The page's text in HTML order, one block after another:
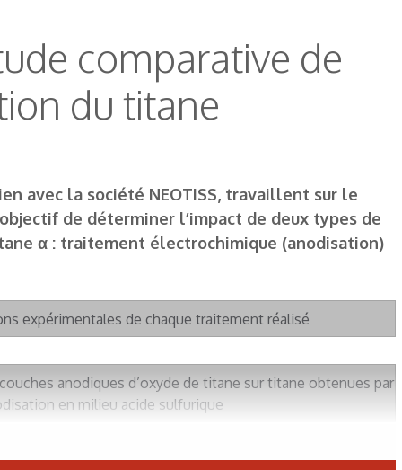
comparative de
du titane
avec la société NEOTISS, travaillent sur le
de déterminer l’impact de deux types de
α : traitement électrochimique (anodisation)
expérimentales de chaque traitement réalisé
anodiques d’oxyde de titane sur titane obtenues par
en milieu acide sulfurique